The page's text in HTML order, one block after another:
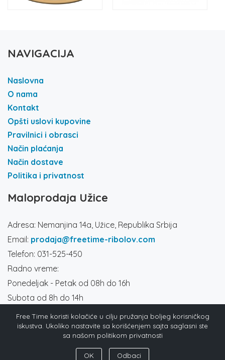
NAVIGACIJA
Naslovna
O nama
Kontakt
Opšti uslovi kupovine
Pravilnici i obrasci
Način plaćanja
Način dostave
Politika i privatnost
Maloprodaja Užice
Adresa: Nemanjina 14a, Užice, Republika Srbija
Email: prodaja@freetime-ribolov.com
Telefon: 031-525-450
Radno vreme:
Ponedeljak - Petak od 08h do 16h
Subota od 8h do 14h
Društvene mreže
Free Time koristi kolačiće u cilju pružanja boljeg korisničkog
iskustva. Ukoliko nastavite sa korišćenjem sajta saglasni ste
sa našom politikom privatnosti
OK Odbaci